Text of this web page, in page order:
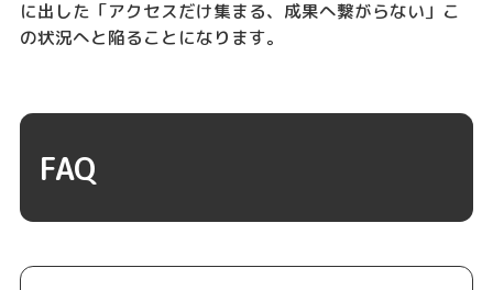
に出した「アクセスだけ集まる、成果へ繋がらない」こ
の状況へと陥ることになります。
FAQ